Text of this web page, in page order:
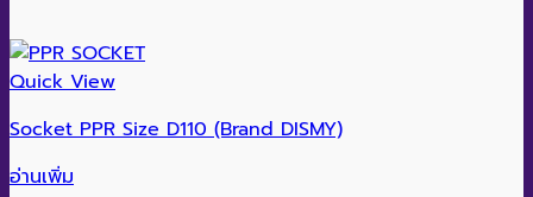
Quick View
Socket PPR Size D110 (Brand DISMY)
อ่านเพิ่ม